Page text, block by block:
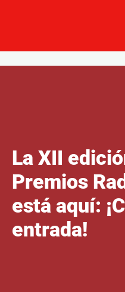
La XII
Premios
está aquí:
entrada!